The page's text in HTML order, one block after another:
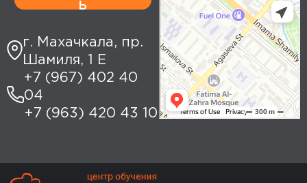
Ь
г. Махачкала, пр.
Шамиля, 1 Е
+7 (967) 402 40
04
+7 (963) 420 43 10